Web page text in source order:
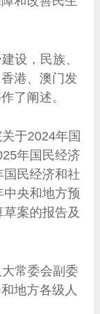
设，民族、
港、澳门发
了阐述。
于2024年国
年国民经济
民经济和社
央和地方预
案的报告及
常委会副委
地方各级人